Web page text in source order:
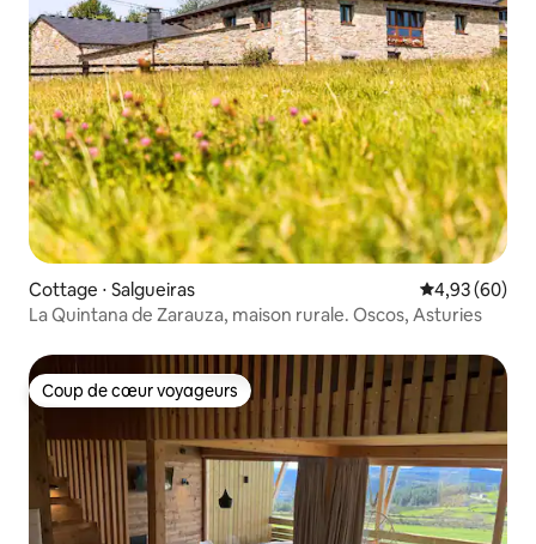
Cottage ⋅ Salgueiras Évaluation
4,93 (60)
La Quintana de Zarauza, maison rurale. Oscos, Asturies
Coup de cœur voyageurs
Coup de cœur voyageurs